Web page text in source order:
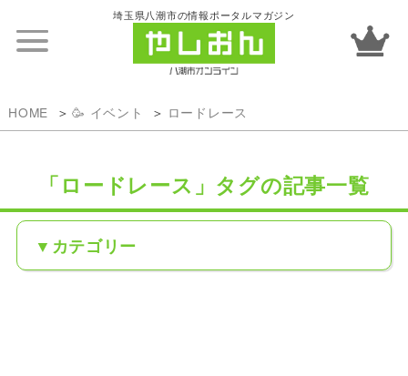
埼玉県八潮市の情報ポータルマガジン
HOME 🥳 イベント ロードレース
「ロードレース」タグの記事一覧
カテゴリー